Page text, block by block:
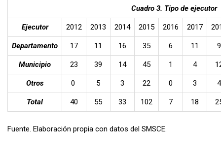
Cuadro 3. Tipo de ejecutor
Ejecutor 2012 2013 2014 2015 2016 2017
Departamento 17 11 16 35 6 11 9
Municipio 23 39 14 45 1 4
Otros 0 5 3 22 0 3 4
Total 40 55 33 102 7 18
Fuente. Elaboración propia con datos del SMSCE.